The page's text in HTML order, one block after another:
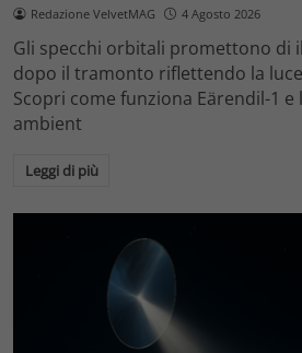
Redazione VelvetMAG 4 Agosto 2026
Gli specchi orbitali promettono di
dopo il tramonto riflettendo la
Scopri come funziona Eärendil-1 e
ambient
Leggi di più